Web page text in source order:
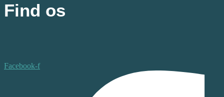
Find os
Facebook-f